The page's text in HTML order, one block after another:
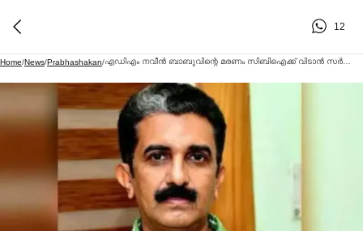
12
Home/News/Prabhashakan/